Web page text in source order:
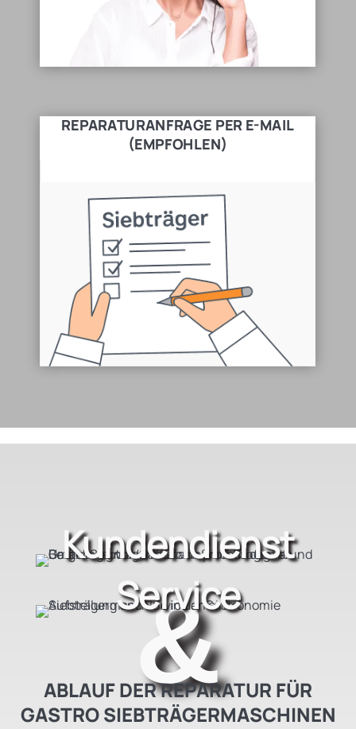
REPARATURANFRAGE PER E-MAIL
(EMPFOHLEN)
Kundendienst
&
Service
ABLAUF DER REPARATUR FÜR
GASTRO SIEBTRÄGERMASCHINEN